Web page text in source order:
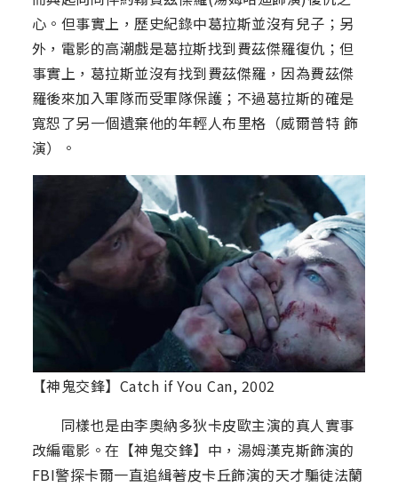
心。但事實上，歷史紀錄中葛拉斯並沒有兒子；另
外，電影的高潮戲是葛拉斯找到費茲傑羅復仇；但
事實上，葛拉斯並沒有找到費茲傑羅，因為費茲傑
羅後來加入軍隊而受軍隊保護；不過葛拉斯的確是
寬恕了另一個遺棄他的年輕人布里格（威爾普特 飾
演）。
【神鬼交鋒】Catch if You Can, 2002
同樣也是由李奧納多狄卡皮歐主演的真人實事
改編電影。在【神鬼交鋒】中，湯姆漢克斯飾演的
FBI警探卡爾一直追緝著皮卡丘飾演的天才騙徒法蘭